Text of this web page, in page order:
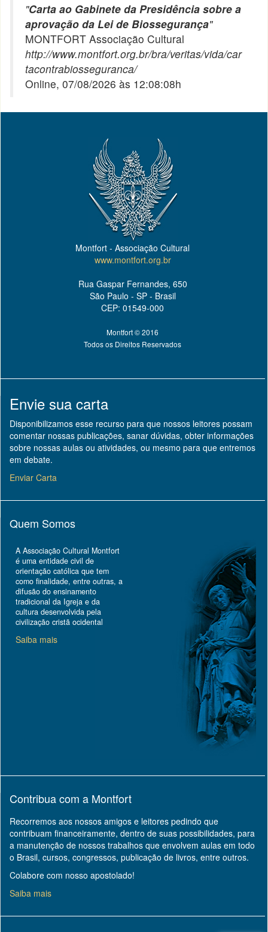
"Carta ao Gabinete da Presidência sobre a
aprovação da Lei de Biossegurança"
MONTFORT Associação Cultural
http://www.montfort.org.br/bra/veritas/vida/car
tacontrabiosseguranca/
Online, 07/08/2026 às 12:08:08h
Montfort - Associação Cultural
www.montfort.org.br
Rua Gaspar Fernandes, 650
São Paulo - SP - Brasil
CEP: 01549-000
Montfort © 2016
Todos os Direitos Reservados
Envie sua carta
Disponibilizamos esse recurso para que nossos leitores possam
comentar nossas publicações, sanar dúvidas, obter informações
sobre nossas aulas ou atividades, ou mesmo para que entremos
em debate.
Enviar Carta
Quem Somos
A Associação Cultural Montfort
é uma entidade civil de
orientação católica que tem
como finalidade, entre outras, a
difusão do ensinamento
tradicional da Igreja e da
cultura desenvolvida pela
civilização cristã ocidental
Saiba mais
Contribua com a Montfort
Recorremos aos nossos amigos e leitores pedindo que
contribuam financeiramente, dentro de suas possibilidades, para
a manutenção de nossos trabalhos que envolvem aulas em todo
o Brasil, cursos, congressos, publicação de livros, entre outros.
Colabore com nosso apostolado!
Saiba mais